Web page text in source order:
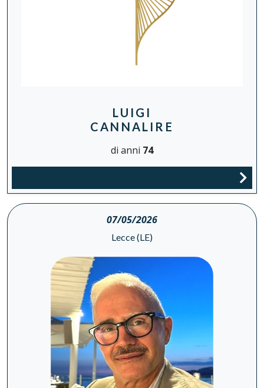
LUIGI
CANNALIRE
di anni 74
07/05/2026
Lecce (LE)